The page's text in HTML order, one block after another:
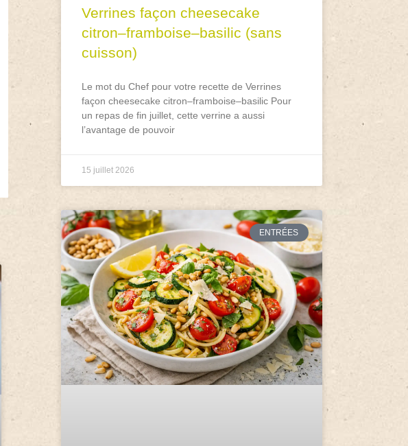
Verrines façon cheesecake
citron–framboise–basilic (sans
cuisson)
Le mot du Chef pour votre recette de Verrines
façon cheesecake citron–framboise–basilic Pour
un repas de fin juillet, cette verrine a aussi
l’avantage de pouvoir
15 juillet 2026
ENTRÉES